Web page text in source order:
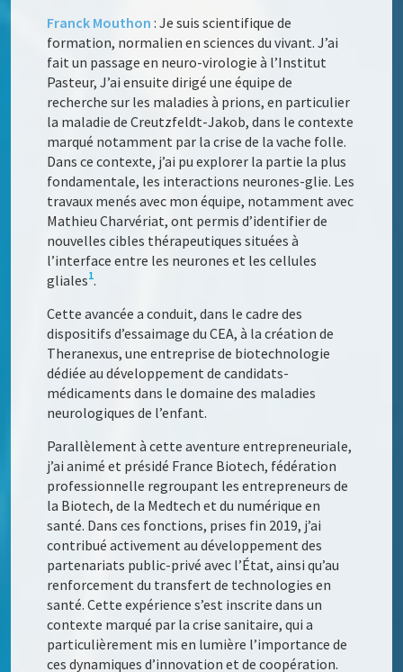
Franck Mouthon : Je suis scientifique de
formation, normalien en sciences du vivant. J’ai
fait un passage en neuro-virologie à l’Institut
Pasteur, J’ai ensuite dirigé une équipe de
recherche sur les maladies à prions, en particulier
la maladie de Creutzfeldt-Jakob, dans le contexte
marqué notamment par la crise de la vache folle.
Dans ce contexte, j’ai pu explorer la partie la plus
fondamentale, les interactions neurones-glie. Les
travaux menés avec mon équipe, notamment avec
Mathieu Charvériat, ont permis d’identifier de
nouvelles cibles thérapeutiques situées à
l’interface entre les neurones et les cellules
gliales1.
Cette avancée a conduit, dans le cadre des
dispositifs d’essaimage du CEA, à la création de
Theranexus, une entreprise de biotechnologie
dédiée au développement de candidats-
médicaments dans le domaine des maladies
neurologiques de l’enfant.
Parallèlement à cette aventure entrepreneuriale,
j’ai animé et présidé France Biotech, fédération
professionnelle regroupant les entrepreneurs de
la Biotech, de la Medtech et du numérique en
santé. Dans ces fonctions, prises fin 2019, j’ai
contribué activement au développement des
partenariats public-privé avec l’État, ainsi qu’au
renforcement du transfert de technologies en
santé. Cette expérience s’est inscrite dans un
contexte marqué par la crise sanitaire, qui a
particulièrement mis en lumière l’importance de
ces dynamiques d’innovation et de coopération.